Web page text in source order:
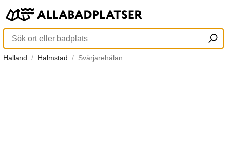
Halland Halmstad Svärjarehålan